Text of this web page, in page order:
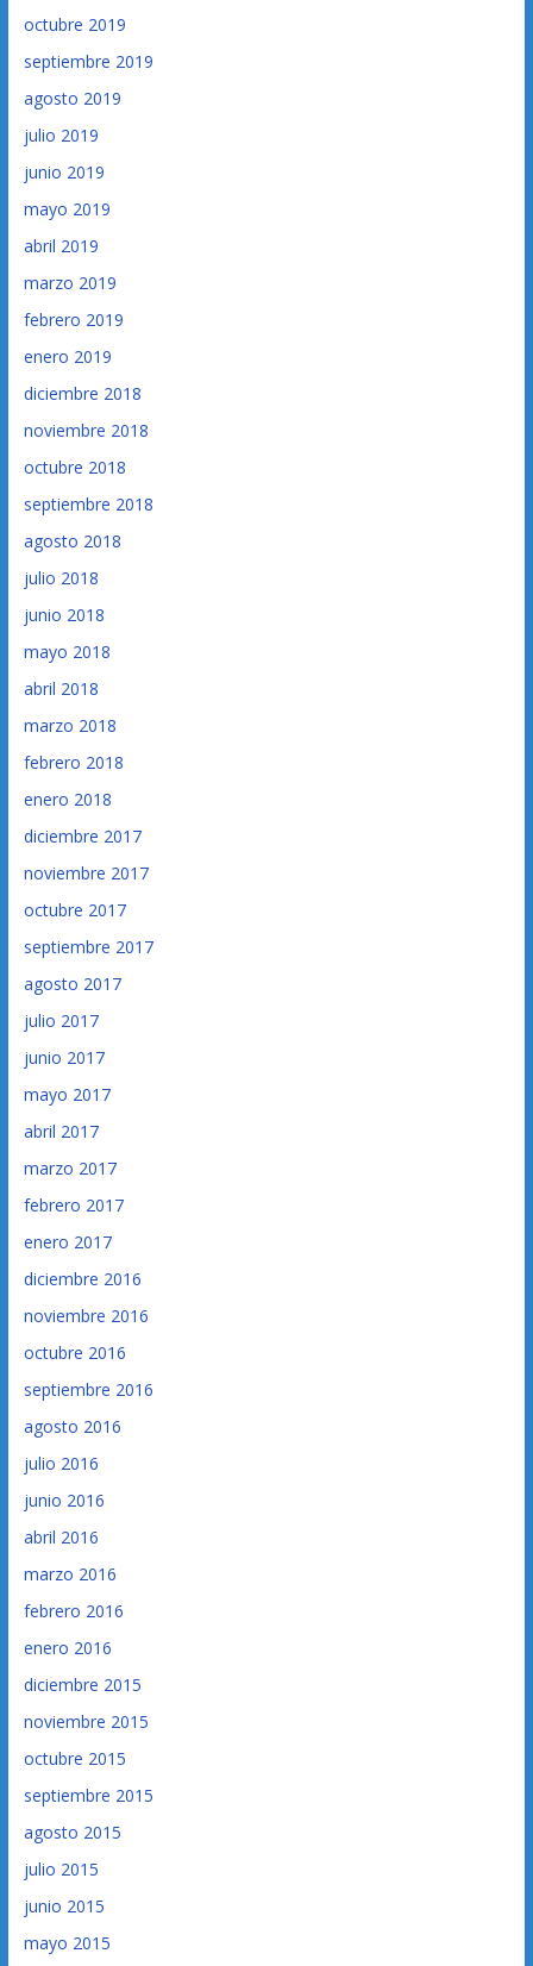
octubre 2019
septiembre 2019
agosto 2019
julio 2019
junio 2019
mayo 2019
abril 2019
marzo 2019
febrero 2019
enero 2019
diciembre 2018
noviembre 2018
octubre 2018
septiembre 2018
agosto 2018
julio 2018
junio 2018
mayo 2018
abril 2018
marzo 2018
febrero 2018
enero 2018
diciembre 2017
noviembre 2017
octubre 2017
septiembre 2017
agosto 2017
julio 2017
junio 2017
mayo 2017
abril 2017
marzo 2017
febrero 2017
enero 2017
diciembre 2016
noviembre 2016
octubre 2016
septiembre 2016
agosto 2016
julio 2016
junio 2016
abril 2016
marzo 2016
febrero 2016
enero 2016
diciembre 2015
noviembre 2015
octubre 2015
septiembre 2015
agosto 2015
julio 2015
junio 2015
mayo 2015